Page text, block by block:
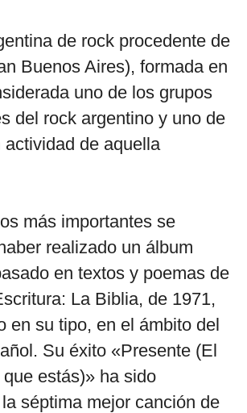
de rock procedente de
Buenos Aires), formada en
uno de los grupos
del rock argentino y uno de
actividad de aquella
más importantes se
realizado un álbum
en textos y poemas de
La Biblia, de 1971,
en su tipo, en el ámbito del
Su éxito «Presente (El
estás)» ha sido
séptima mejor canción de